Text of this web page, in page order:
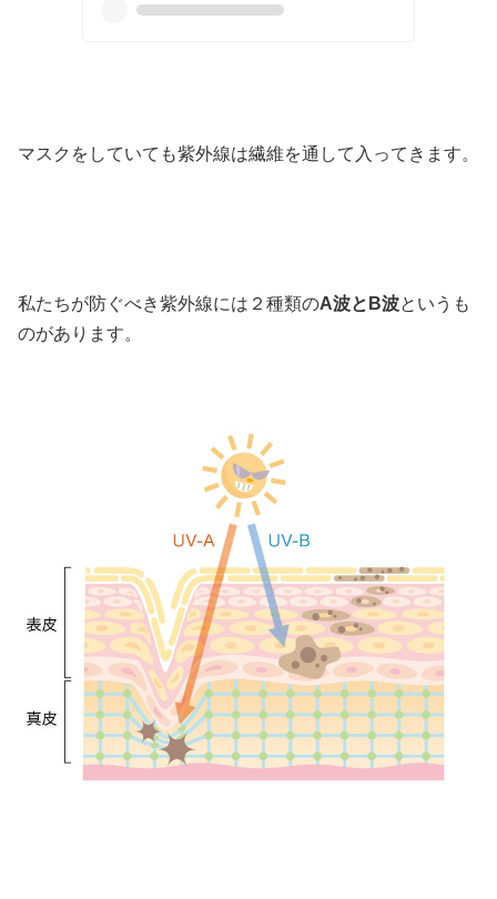
マスクをしていても紫外線は繊維を通して入ってきます。
私たちが防ぐべき紫外線には２種類のA波とB波というも
のがあります。